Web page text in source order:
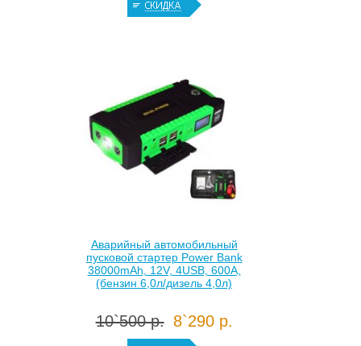
Аварийный автомобильный
пусковой стартер Power Bank
38000mAh, 12V, 4USB, 600A,
(бензин 6,0л/дизель 4,0л)
10`500 р. 8`290 р.